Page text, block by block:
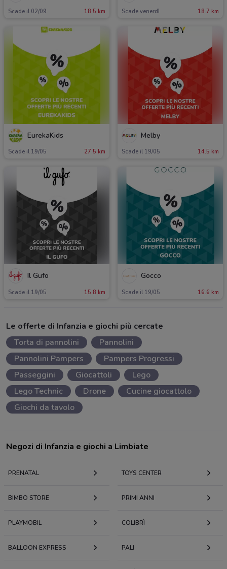
Scade il 02/09 18.5 km Scade venerdì 18.7 km
EurekaKids
Scade il 19/05 27.5 km
Melby
Scade il 19/05 14.5 km
Il Gufo
Scade il 19/05 15.8 km
Gocco
Scade il 19/05 16.6 km
Le offerte di Infanzia e giochi più cercate
Torta di pannolini
Pannolini
Pannolini Pampers
Pampers Progressi
Passeggini
Giocattoli
Lego
Lego Technic
Drone
Cucine giocattolo
Giochi da tavolo
Negozi di Infanzia e giochi a Limbiate
PRENATAL TOYS CENTER
BIMBO STORE PRIMI ANNI
PLAYMOBIL COLIBRÌ
BALLOON EXPRESS PALI